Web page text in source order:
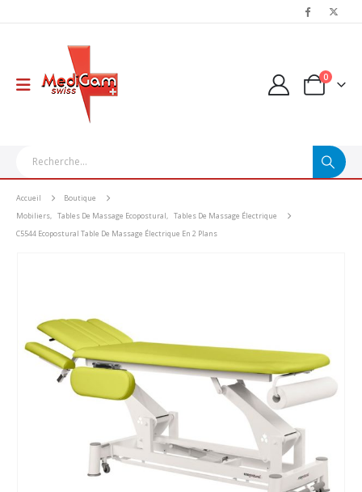
0
Accueil
Boutique
Mobiliers, Tables De Massage Ecopostural, Tables De Massage Électrique
C5544 Ecopostural Table De Massage Électrique En 2 Plans